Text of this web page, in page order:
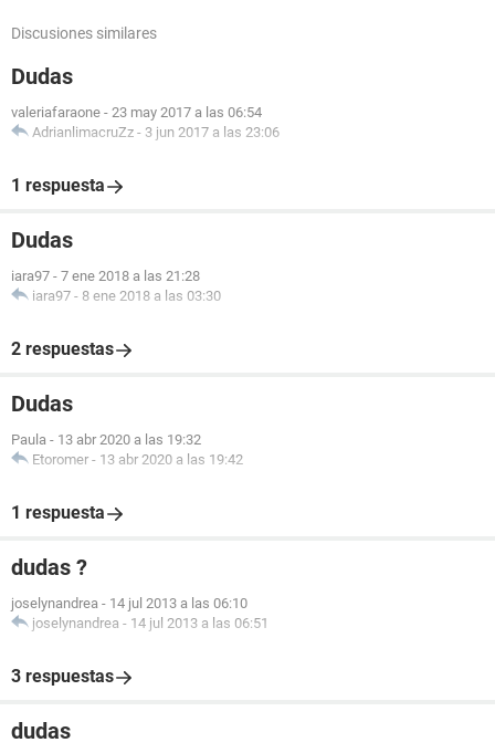
Discusiones similares
Dudas
valeriafaraone - 23 may 2017 a las 06:54
AdrianlimacruZz - 3 jun 2017 a las 23:06
1 respuesta
Dudas
iara97 - 7 ene 2018 a las 21:28
iara97 - 8 ene 2018 a las 03:30
2 respuestas
Dudas
Paula - 13 abr 2020 a las 19:32
Etoromer - 13 abr 2020 a las 19:42
1 respuesta
dudas ?
joselynandrea - 14 jul 2013 a las 06:10
joselynandrea - 14 jul 2013 a las 06:51
3 respuestas
dudas